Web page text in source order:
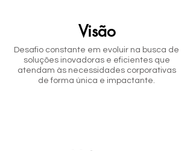
Visão
Desafio constante em evoluir na busca de
soluções inovadoras e eficientes que
atendam às necessidades corporativas
de forma única e impactante.